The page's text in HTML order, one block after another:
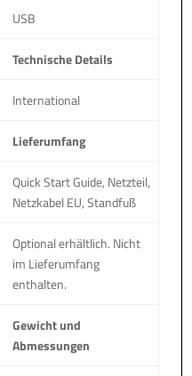
USB
Technische Details
International
Lieferumfang
Quick Start Guide, Netzteil,
Netzkabel EU, Standfuß
Optional erhältlich. Nicht
im Lieferumfang
enthalten.
Gewicht und
Abmessungen